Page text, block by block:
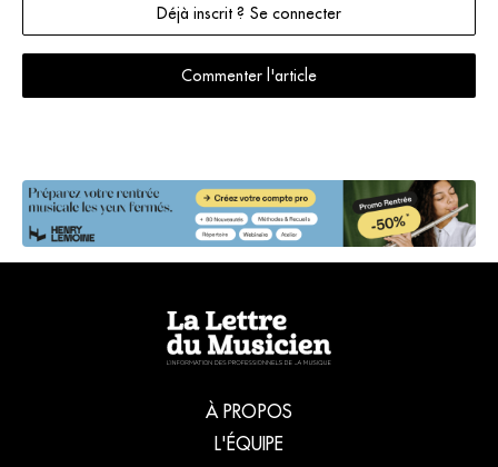
Déjà inscrit ? Se connecter
Commenter l'article
À PROPOS
L'ÉQUIPE